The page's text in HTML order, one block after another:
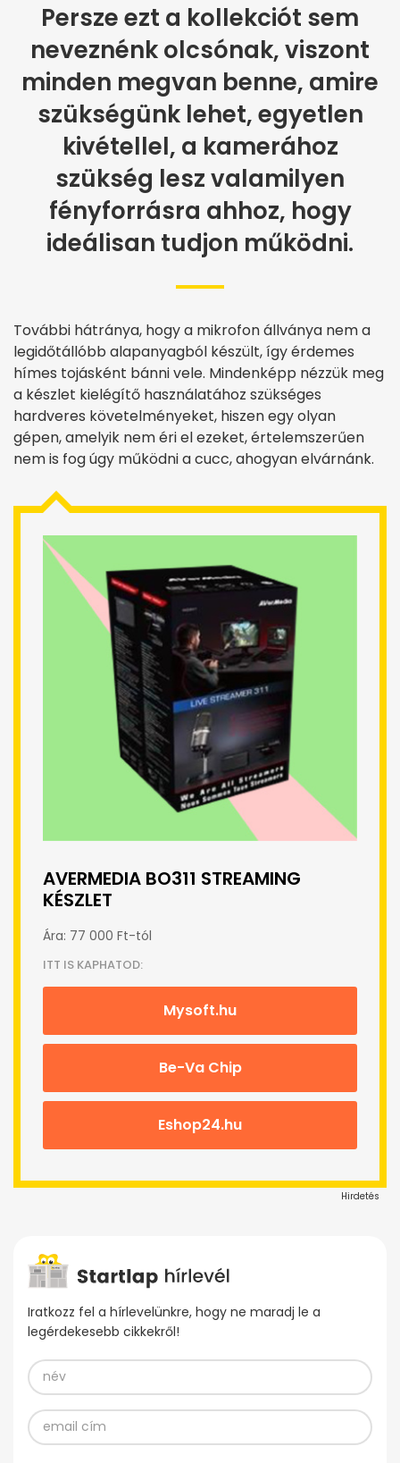
Persze ezt a kollekciót sem
neveznénk olcsónak, viszont
minden megvan benne, amire
szükségünk lehet, egyetlen
kivétellel, a kamerához
szükség lesz valamilyen
fényforrásra ahhoz, hogy
ideálisan tudjon működni.
További hátránya, hogy a mikrofon állványa nem a
legidőtállóbb alapanyagból készült, így érdemes
hímes tojásként bánni vele. Mindenképp nézzük meg
a készlet kielégítő használatához szükséges
hardveres követelményeket, hiszen egy olyan
gépen, amelyik nem éri el ezeket, értelemszerűen
nem is fog úgy működni a cucc, ahogyan elvárnánk.
AVERMEDIA BO311 STREAMING
KÉSZLET
Ára: 77 000 Ft-tól
ITT IS KAPHATOD:
Mysoft.hu
Be-Va Chip
Eshop24.hu
Hirdetés
Iratkozz fel a hírlevelünkre, hogy ne maradj le a
legérdekesebb cikkekről!